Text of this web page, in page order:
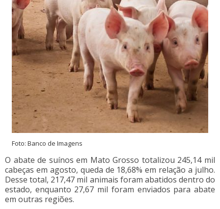
Foto: Banco de Imagens
O abate de suínos em Mato Grosso totalizou 245,14 mil
cabeças em agosto, queda de 18,68% em relação a julho.
Desse total, 217,47 mil animais foram abatidos dentro do
estado, enquanto 27,67 mil foram enviados para abate
em outras regiões.